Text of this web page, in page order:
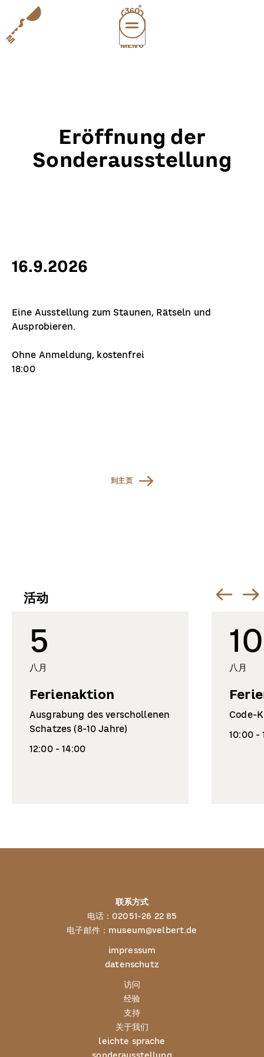
MENÜ
Eröffnung der
Sonderausstellung
16.9.2026
Eine Ausstellung zum Staunen, Rätseln und
Ausprobieren.
Ohne Anmeldung, kostenfrei
18:00
到主页
活动
5
八月
Ferienaktion
Ausgrabung des verschollenen
Schatzes (8-10 Jahre)
12:00 - 14:00
10
八月
Code-
10:00 -
联系方式
电话： 02051-26 22 85
电子邮件： museum@velbert.de
impressum
datenschutz
访问
经验
支持
关于我们
leichte sprache